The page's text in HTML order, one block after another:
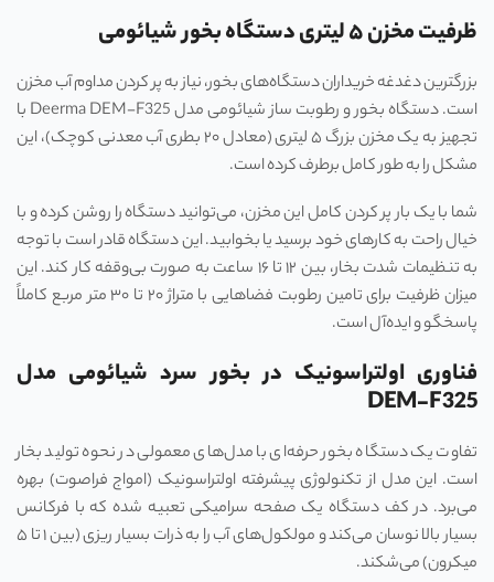
ظرفیت مخزن ۵ لیتری دستگاه بخور شیائومی
بزرگترین دغدغه خریداران دستگاه‌های بخور، نیاز به پر کردن مداوم آب مخزن
است. دستگاه بخور و رطوبت ساز شیائومی مدل Deerma DEM-F325 با
تجهیز به یک مخزن بزرگ ۵ لیتری (معادل ۲۰ بطری آب معدنی کوچک)، این
مشکل را به طور کامل برطرف کرده است.
شما با یک بار پر کردن کامل این مخزن، می‌توانید دستگاه را روشن کرده و با
خیال راحت به کارهای خود برسید یا بخوابید. این دستگاه قادر است با توجه
به تنظیمات شدت بخار، بین ۱۲ تا ۱۶ ساعت به صورت بی‌وقفه کار کند. این
میزان ظرفیت برای تامین رطوبت فضاهایی با متراژ ۲۰ تا ۳۰ متر مربع کاملاً
پاسخگو و ایده‌آل است.
فناوری اولتراسونیک در بخور سرد شیائومی مدل
DEM-F325
تفاوت یک دستگاه بخور حرفه‌ای با مدل‌های معمولی در نحوه تولید بخار
است. این مدل از تکنولوژی پیشرفته اولتراسونیک (امواج فراصوت) بهره
می‌برد. در کف دستگاه یک صفحه سرامیکی تعبیه شده که با فرکانس
بسیار بالا نوسان می‌کند و مولکول‌های آب را به ذرات بسیار ریزی (بین ۱ تا ۵
میکرون) می‌شکند.